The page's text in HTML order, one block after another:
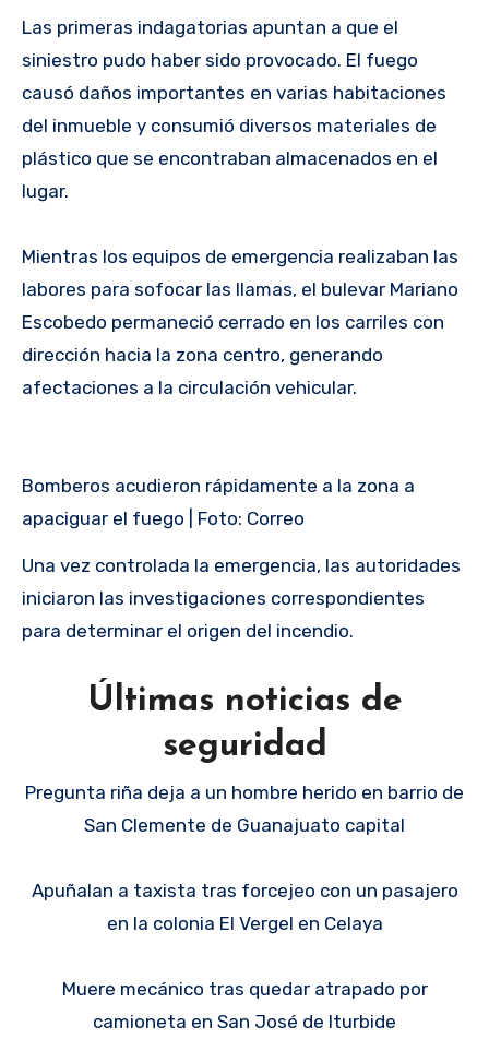
Las primeras indagatorias apuntan a que el
siniestro pudo haber sido provocado. El fuego
causó daños importantes en varias habitaciones
del inmueble y consumió diversos materiales de
plástico que se encontraban almacenados en el
lugar.
Mientras los equipos de emergencia realizaban las
labores para sofocar las llamas, el bulevar Mariano
Escobedo permaneció cerrado en los carriles con
dirección hacia la zona centro, generando
afectaciones a la circulación vehicular.
Bomberos acudieron rápidamente a la zona a
apaciguar el fuego | Foto: Correo
Una vez controlada la emergencia, las autoridades
iniciaron las investigaciones correspondientes
para determinar el origen del incendio.
Últimas noticias de
seguridad
Pregunta riña deja a un hombre herido en barrio de
San Clemente de Guanajuato capital
Apuñalan a taxista tras forcejeo con un pasajero
en la colonia El Vergel en Celaya
Muere mecánico tras quedar atrapado por
camioneta en San José de Iturbide